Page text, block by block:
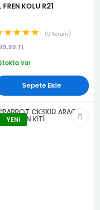
FREN KOLU R21
0 Yorum
TL
Var
Sepete Ekle
YENI